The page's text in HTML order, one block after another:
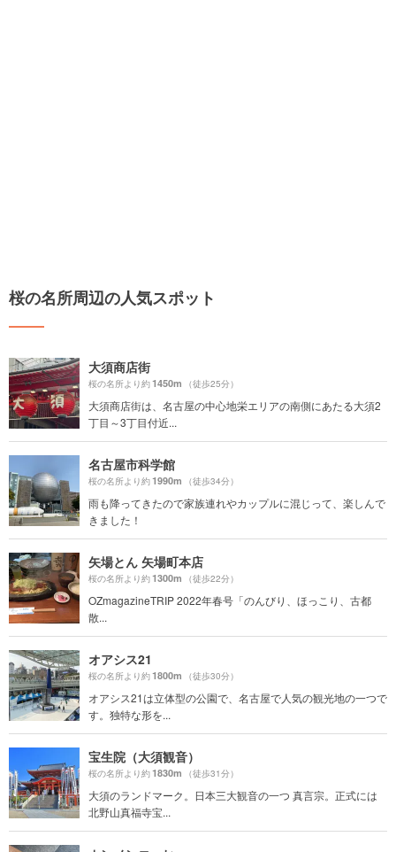
桜の名所周辺の人気スポット
大須商店街
桜の名所より約1450m （徒歩25分）
大須商店街は、名古屋の中心地栄エリアの南側にあたる大須2
丁目～3丁目付近...
名古屋市科学館
桜の名所より約1990m （徒歩34分）
雨も降ってきたので家族連れやカップルに混じって、楽しんで
きました！
矢場とん 矢場町本店
桜の名所より約1300m （徒歩22分）
OZmagazineTRIP 2022年春号「のんびり、ほっこり、古都
散...
オアシス21
桜の名所より約1800m （徒歩30分）
オアシス21は立体型の公園で、名古屋で人気の観光地の一つで
す。独特な形を...
宝生院（大須観音）
桜の名所より約1830m （徒歩31分）
大須のランドマーク。日本三大観音の一つ 真言宗。正式には
北野山真福寺宝...